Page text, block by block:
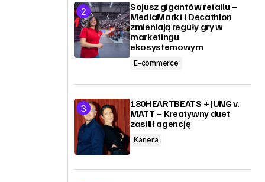
Sojusz gigantów retailu –
MediaMarkt i Decathlon
zmieniają reguły gry w
marketingu
ekosystemowym
E-commerce
180HEARTBEATS + JUNG v.
MATT – Kreatywny duet
zasilił agencję
Kariera